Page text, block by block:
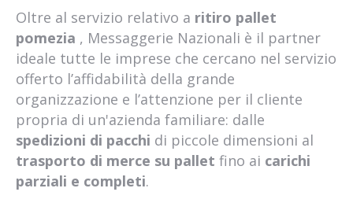
Oltre al servizio relativo a ritiro pallet
pomezia , Messaggerie Nazionali è il partner
ideale tutte le imprese che cercano nel servizio
offerto l’affidabilità della grande
organizzazione e l’attenzione per il cliente
propria di un'azienda familiare: dalle
spedizioni di pacchi di piccole dimensioni al
trasporto di merce su pallet fino ai carichi
parziali e completi.